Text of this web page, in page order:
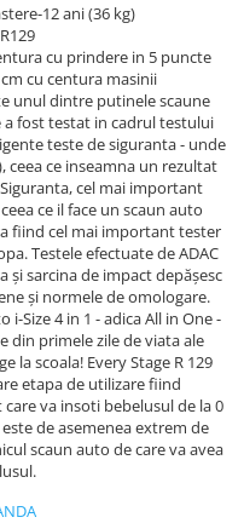
12 ani (36 kg)
cu prindere in 5 puncte
cu centura masinii
unul dintre putinele scaune
a fost testat in cadrul testului
teste de siguranta - unde
ce inseamna un rezultat
cel mai important
ce il face un scaun auto
fiind cel mai important tester
Testele efectuate de ADAC
și sarcina de impact depășesc
și normele de omologare.
Size 4 in 1 - adica All in One -
din primele zile de viata ale
la scoala! Every Stage R 129
etapa de utilizare fiind
va insoti bebelusul de la 0
de asemenea extrem de
scaun auto de care va avea